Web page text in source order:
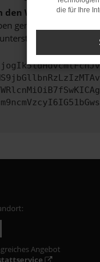
den
genannten Schritte
Angebot
die für Ihre